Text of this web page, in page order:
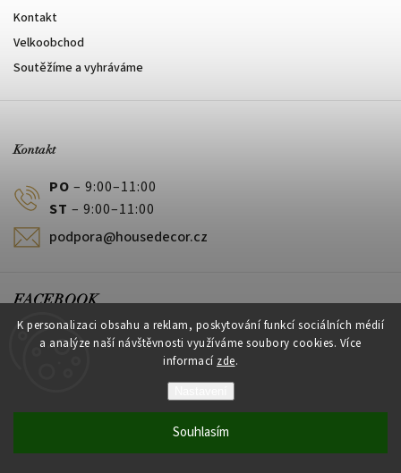
K personalizaci obsahu a reklam, poskytování funkcí sociálních médií
a analýze naší návštěvnosti využíváme soubory cookies. Více
informací zde.
Souhlasím
Kontakt
Velkoobchod
Soutěžíme a vyhráváme
Kontakt
PO – 9:00–11:00
ST – 9:00–11:00
podpora@housedecor.cz
FACEBOOK